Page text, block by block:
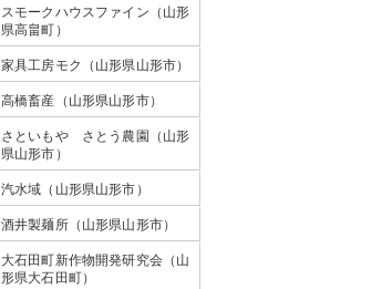
スモークハウスファイン（山形
県高畠町）
家具工房モク（山形県山形市）
高橋畜産（山形県山形市）
さといもや さとう農園（山形
県山形市）
汽水域（山形県山形市）
酒井製麺所（山形県山形市）
大石田町新作物開発研究会（山
形県大石田町）